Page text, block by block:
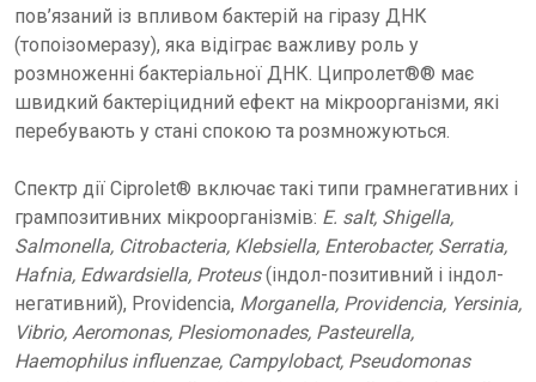
пов’язаний із впливом бактерій на гіразу ДНК
(топоізомеразу), яка відіграє важливу роль у
розмноженні бактеріальної ДНК. Ципролет®® має
швидкий бактеріцидний ефект на мікроорганізми, які
перебувають у стані спокою та розмножуються.
Спектр дії Ciprolet® включає такі типи грамнегативних і
грампозитивних мікроорганізмів: E. salt, Shigella,
Salmonella, Citrobacteria, Klebsiella, Enterobacter, Serratia,
Hafnia, Edwardsiella, Proteus(індол-позитивний і індол-
негативний), Providencia, Morganella, Providencia, Yersinia,
Vibrio, Aeromonas, Plesiomonades, Pasteurella,
Haemophilus influenzae, Campylobact, Pseudomonas